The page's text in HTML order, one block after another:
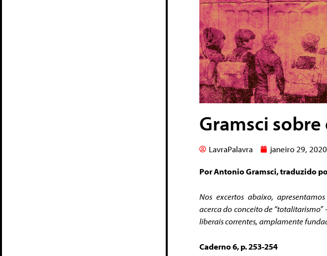
Gramsci
LavraPalavra janeiro 29, 2020
Por Antonio Gramsci, traduzido
Nos excertos abaixo,
acerca do conceito de
liberais correntes, amplamente
Caderno 6, p. 253-254